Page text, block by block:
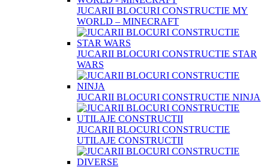
JUCARII BLOCURI CONSTRUCTIE MY
WORLD – MINECRAFT
JUCARII BLOCURI CONSTRUCTIE STAR
WARS
JUCARII BLOCURI CONSTRUCTIE NINJA
JUCARII BLOCURI CONSTRUCTIE
UTILAJE CONSTRUCTII